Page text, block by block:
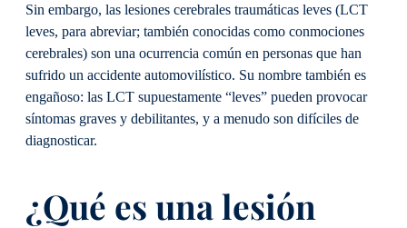
Sin embargo, las lesiones cerebrales traumáticas leves (LCT
leves, para abreviar; también conocidas como conmociones
cerebrales) son una ocurrencia común en personas que han
sufrido un accidente automovilístico. Su nombre también es
engañoso: las LCT supuestamente “leves” pueden provocar
síntomas graves y debilitantes, y a menudo son difíciles de
diagnosticar.
¿Qué es una lesión